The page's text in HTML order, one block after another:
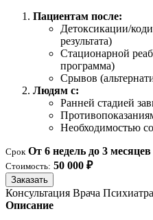
Пациентам после:
Детоксикации/
результата)
Стационарной
программа)
Срывов
Людям с:
Ранней стадией
Необходимостью
Срок От 6 недель до 3 месяцев
Стоимость: 50 000 ₽
Заказать
Консультация Врача
Описание